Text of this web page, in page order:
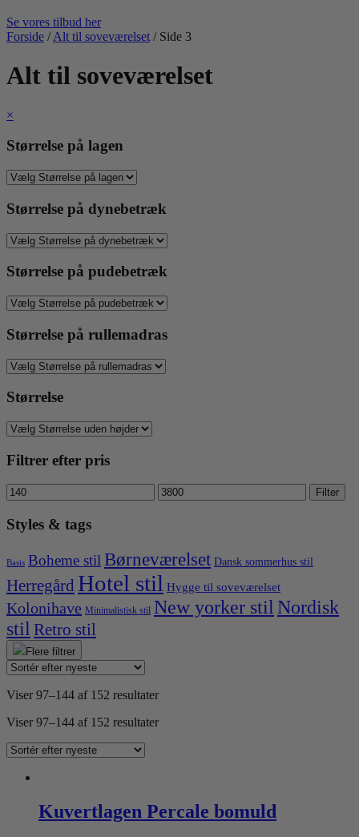
Se vores tilbud her
Forside /Alt til soveværelset / Side 3
Alt til soveværelset
×
Størrelse på lagen
Størrelse på dynebetræk
Størrelse på pudebetræk
Størrelse på rullemadras
Størrelse
Filtrer efter pris
Mindste
pris
Højeste
pris
Filter
Styles & tags
Basis Boheme stil Børneværelset Dansk sommerhus stil
Herregård Hotel stil Hygge til soveværelset
Kolonihave Minimalistisk stil New yorker stil Nordisk
stil Retro stil
Flere filtrer
Viser 97–144 af 152 resultater
Viser 97–144 af 152 resultater
Kuvertlagen Percale bomuld